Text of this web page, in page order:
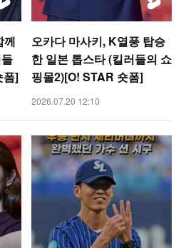
께
폼]
오카다 마사키, K열풍 탑승
한 일본 톱스타 (킬러들의 쇼
핑몰2)[O! STAR 숏폼]
2026.07.20 12:10